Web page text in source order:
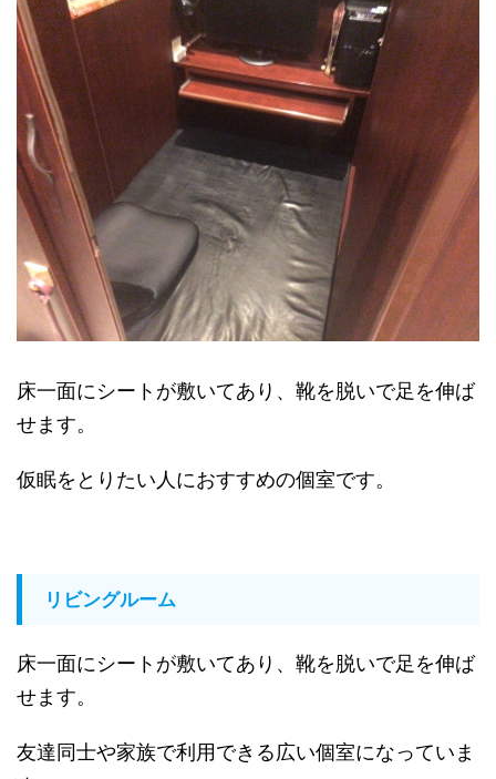
床一面にシートが敷いてあり、靴を脱いで足を伸ば
せます。
仮眠をとりたい人におすすめの個室です。
リビングルーム
床一面にシートが敷いてあり、靴を脱いで足を伸ば
せます。
友達同士や家族で利用できる広い個室になっていま